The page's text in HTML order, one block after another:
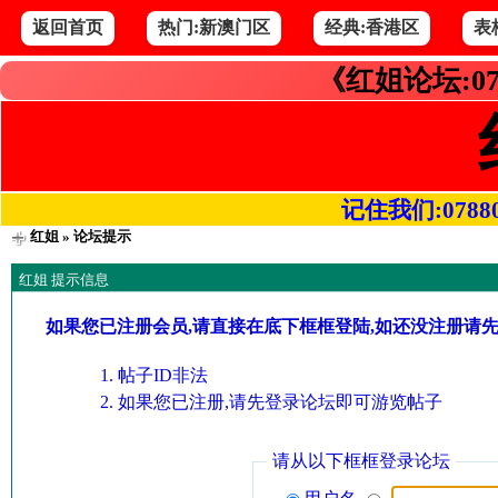
返回首页 热门:新澳门区 经典:香港区 表
《红姐论坛
记住我们
红姐» 论坛提示
红姐 提示信息
如果您已注册会员,请直接在底下框框登陆,如还没注册请
帖子ID非法
如果您已注册,请先登录论坛即可游览帖子
请从以下框框登录论坛